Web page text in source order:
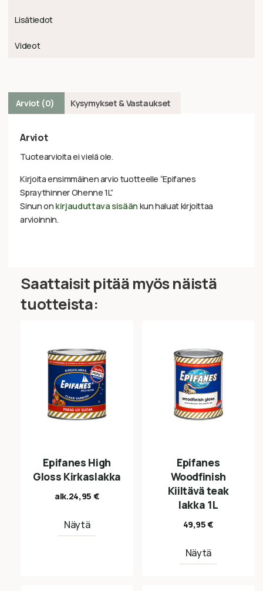
Lisätiedot
Videot
Arviot (0) Kysymykset & Vastaukset
Arviot
Tuotearvioita ei vielä ole.
Kirjoita ensimmäinen arvio tuotteelle “Epifanes
Spraythinner Ohenne 1L”
Sinun on kirjauduttava sisään kun haluat kirjoittaa
arvioinnin.
Saattaisit pitää myös näistä
tuotteista:
Epifanes High
Gloss Kirkaslakka
alk.24,95 €
Näytä
Epifanes
Woodfinish
Kiiltävä teak
lakka 1L
49,95€
Näytä